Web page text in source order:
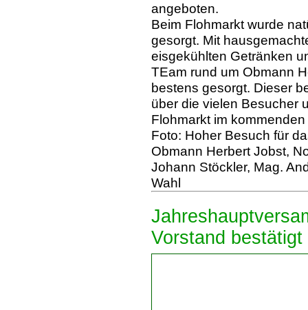
angeboten.
Beim Flohmarkt wurde
gesorgt. Mit
eisgekühlten Getränken
TEam rund um Obmann
bestens gesorgt. Dieser
über die vielen Besucher
Flohmarkt im
Foto: Hoher Besuch für
Obmann Herbert Jobst,
Johann Stöckler, Mag.
Wahl
Vorstand bestätigt